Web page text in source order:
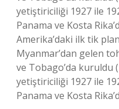
yetiştiriciliği 1927 ile
Panama ve Kosta
Amerika’daki ilk tik
Myanmar’dan gelen
ve Tobago’da kuruldu
yetiştiriciliği 1927 ile
Panama ve Kosta